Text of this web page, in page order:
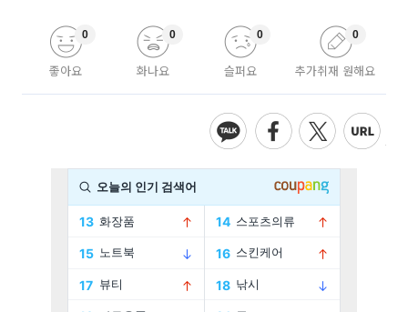
좋아요
0
화나요
0
슬퍼요
0
추가취재 원해요
0